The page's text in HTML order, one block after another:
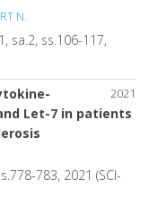
N.
sa.2, ss.106-117,
2021
Let-7 in patients
783, 2021 (SCI-